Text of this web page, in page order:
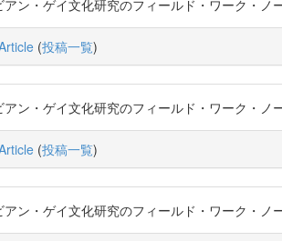
アン・ゲイ文化研究のフィールド・ワーク・
(投稿一覧)
アン・ゲイ文化研究のフィールド・ワーク・
(投稿一覧)
アン・ゲイ文化研究のフィールド・ワーク・